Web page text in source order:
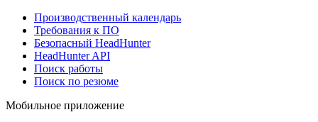
Производственный календарь
Требования к ПО
Безопасный HeadHunter
HeadHunter API
Поиск работы
Поиск по резюме
Мобильное приложение